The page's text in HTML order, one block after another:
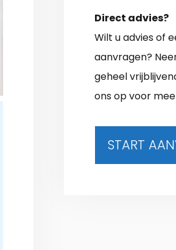
Direct advies?
Wilt u advies of
aanvragen?
geheel
ons op voor
START